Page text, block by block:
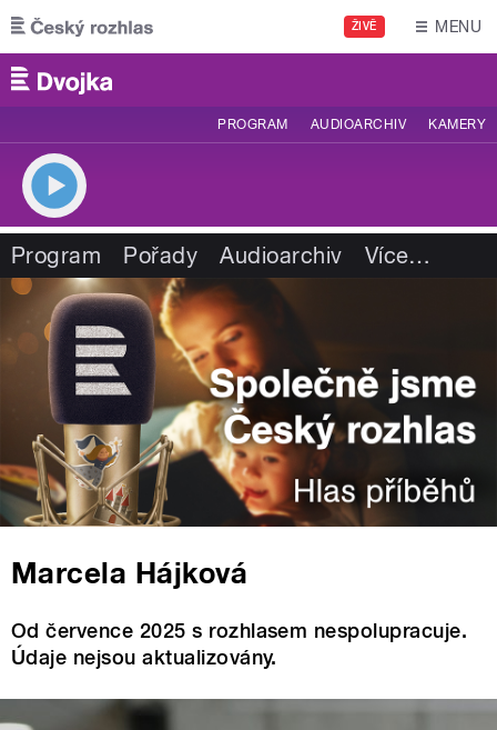
Přejít k hlavnímu obsahu
ŽIVĚ MENU
PROGRAM AUDIOARCHIV KAMERY
Program Pořady Audioarchiv Více…
Marcela Hájková
Od července 2025 s rozhlasem nespolupracuje.
Údaje nejsou aktualizovány.